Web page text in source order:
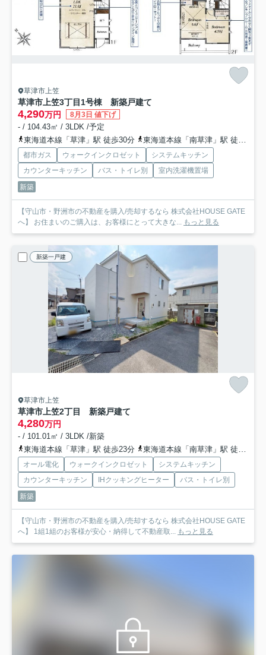
草津市上笠
草津市上笠3丁目1号棟 新築戸建て
4,290万円 8月3日 値下げ
- / 104.43㎡ / 3LDK /予定
東海道本線「草津」駅 徒歩30分
東海道本線「南草津」駅 徒歩54分
都市ガス ウォークインクロゼット
システムキッチン
カウンターキッチン
バス・トイレ別
室内洗濯機置場
新築
【守山市・野洲市の不動産を購入/売却するなら 株式会社HOUSE GATE
へ】 お住まいのご購入は、お客様にとって大きな... もっと見る
新築一戸建
草津市上笠
草津市上笠2丁目 新築戸建て
4,280万円
- / 101.01㎡ / 3LDK /新築
東海道本線「草津」駅 徒歩23分
東海道本線「南草津」駅 徒歩53分
オール電化 ウォークインクロゼット
システムキッチン
カウンターキッチン
IHクッキングヒーター
バス・トイレ別
新築
【守山市・野洲市の不動産を購入/売却するなら 株式会社HOUSE GATE
へ】 1組1組のお客様が安心・納得して不動産取... もっと見る